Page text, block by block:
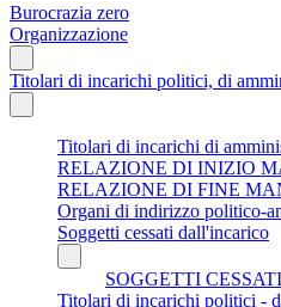
Burocrazia zero
Organizzazione
Titolari di incarichi politici, di
Titolari di incarichi di
RELAZIONE DI INIZIO
RELAZIONE DI FINE
Organi di indirizzo
Soggetti cessati dall'incarico
SOGGETTI
Titolari di incarichi politici -